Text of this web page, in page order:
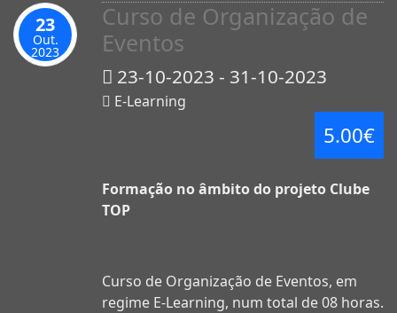
23
Out.
2023
Curso de Organização de
Eventos
23-10-2023 - 31-10-2023
E-Learning
5.00€
Formação no âmbito do projeto Clube
TOP
Curso de Organização de Eventos, em
regime E-Learning, num total de 08 horas.